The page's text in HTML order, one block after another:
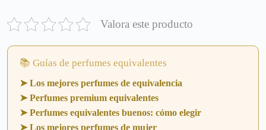
Valora este producto
📚 Guías de perfumes equivalentes
➤ Los mejores perfumes de equivalencia
➤ Perfumes premium equivalentes
➤ Perfumes equivalentes buenos: cómo elegir
➤ Los mejores perfumes de mujer